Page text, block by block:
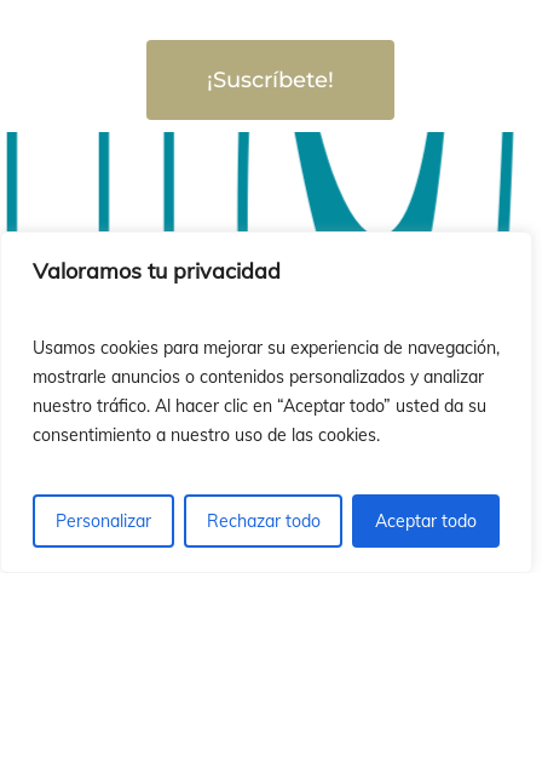
Valoramos tu privacidad
Usamos cookies para mejorar su experiencia de navegación,
mostrarle anuncios o contenidos personalizados y analizar
nuestro tráfico. Al hacer clic en “Aceptar todo” usted da su
consentimiento a nuestro uso de las cookies.
Personalizar Rechazar todo Aceptar todo
¡Suscríbete!